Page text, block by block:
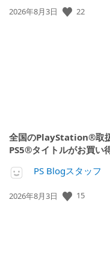
公
2026年8月3日 22
全国のPlayStation®取
PS5®タイトルがお買い
PS Blogスタッフ
公
2026年8月3日 15